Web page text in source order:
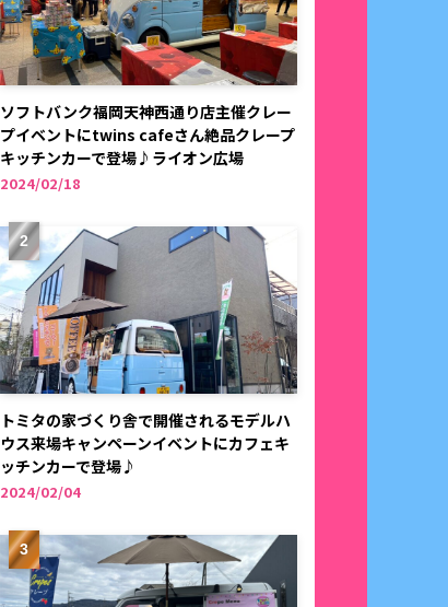
ソフトバンク福岡天神西通り店主催クレー
プイベントにtwins cafeさん絶品クレープ
キッチンカーで登場♪ライオン広場
2024/02/18
トミタの家づくり舎で開催されるモデルハ
ウス来場キャンペーンイベントにカフェキ
ッチンカーで登場♪
2024/02/04